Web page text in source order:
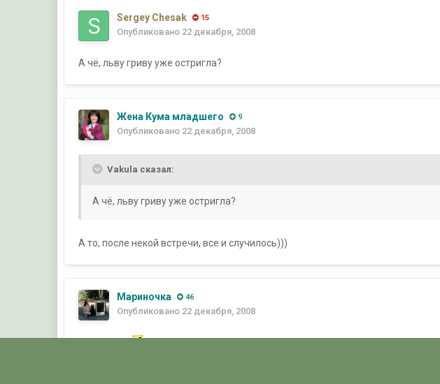
Sergey Chesak 15
Опубликовано 22 декабря, 2008
А чё, льву гриву уже остригла?
Жена Кума младшего 9
Опубликовано 22 декабря, 2008
Vakula сказал:
А чё, льву гриву уже остригла?
А то, после некой встречи, все и случилось)))
Мариночка 46
Опубликовано 22 декабря, 2008